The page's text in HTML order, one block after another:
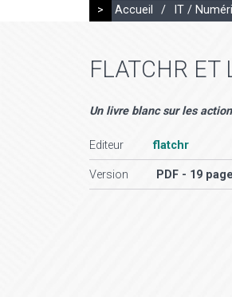
> Accueil / IT /
FLATCHR ET
Un livre blanc sur les
Editeur flatchr
Version PDF - 19